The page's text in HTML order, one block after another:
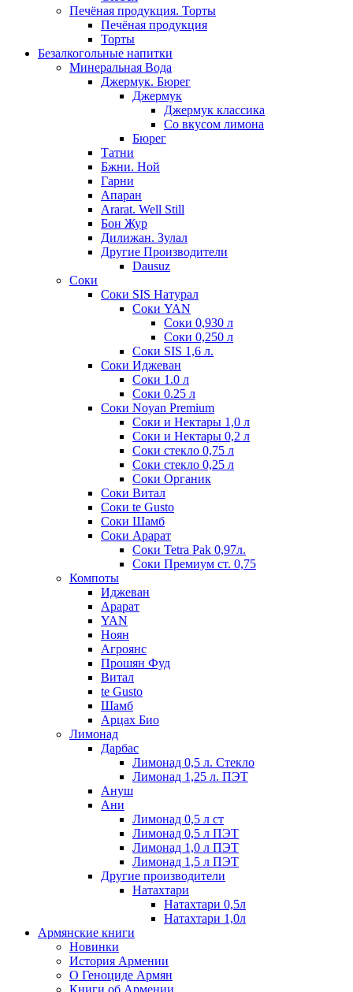
Печёная продукция. Торты
Печёная продукция
Торты
Безалкогольные напитки
Минеральная Вода
Джермук. Бюрег
Джермук
Джермук классика
Со вкусом лимона
Бюрег
Татни
Бжни. Ной
Гарни
Апаран
Ararat. Well Still
Бон Жур
Дилижан. Зулал
Другие Производители
Dausuz
Соки
Соки SIS Натурал
Соки YAN
Соки 0,930 л
Соки 0,250 л
Соки SIS 1,6 л.
Соки Иджеван
Соки 1.0 л
Соки 0.25 л
Соки Noyan Premium
Соки и Нектары 1,0 л
Соки и Нектары 0,2 л
Соки стекло 0,75 л
Соки стекло 0,25 л
Соки Органик
Соки Витал
Соки te Gusto
Соки Шамб
Соки Арарат
Соки Tetra Pak 0,97л.
Соки Премиум ст. 0,75
Компоты
Иджеван
Арарат
YAN
Ноян
Агроянс
Прошян Фуд
Витал
te Gusto
Шамб
Арцах Био
Лимонад
Дарбас
Лимонад 0,5 л. Стекло
Лимонад 1,25 л. ПЭТ
Ануш
Ани
Лимонад 0,5 л ст
Лимонад 0,5 л ПЭТ
Лимонад 1,0 л ПЭТ
Лимонад 1,5 л ПЭТ
Другие производители
Натахтари
Натахтари 0,5л
Натахтари 1,0л
Армянские книги
Новинки
История Армении
О Геноциде Армян
Книги об Армении